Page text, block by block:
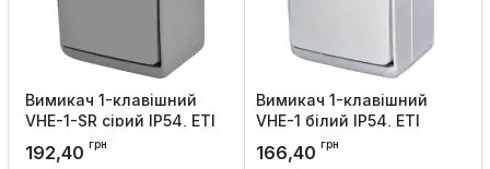
Вимикач 1-клавішний
VHE-1-SR сірий IP54, ETI
Артикул:4668060
192,40 грн
Вимикач 1-клавішний
VHE-1 білий IP54, ETI
Артикул:4668000
166,40 грн